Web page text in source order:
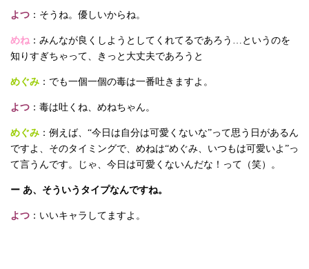
よつ ：そうね。優しいからね。
めね：みんなが良くしようとしてくれてるであろう…というのを
知りすぎちゃって、きっと大丈夫であろうと
めぐみ ：でも一個一個の毒は一番吐きますよ。
よつ ：毒は吐くね、めねちゃん。
めぐみ ：例えば、“今日は自分は可愛くないな”って思う日があるん
ですよ、そのタイミングで、めねは“めぐみ、いつもは可愛いよ”っ
て言うんです。じゃ、今日は可愛くないんだな！って（笑）。
ー あ、そういうタイプなんですね。
よつ ：いいキャラしてますよ。